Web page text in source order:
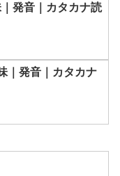
発音｜カタカナ読
｜発音｜カタカナ